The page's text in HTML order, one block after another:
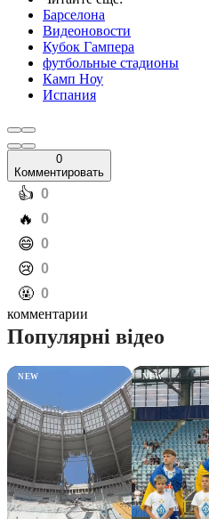
Барселона
Видеоновости
Кубок Гампера
футбольные стадионы
Камп Ноу
Испания
0
Комментировать
️👍 0
️🔥 0
️😄 0
️😢 0
️🤬 0
комментарии